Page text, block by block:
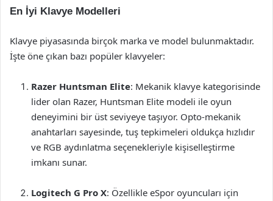
En İyi Klavye Modelleri
Klavye piyasasında birçok marka ve model bulunmaktadır.
İşte öne çıkan bazı popüler klavyeler:
Razer Huntsman Elite: Mekanik klavye kategorisinde
lider olan Razer, Huntsman Elite modeli ile oyun
deneyimini bir üst seviyeye taşıyor. Opto-mekanik
anahtarları sayesinde, tuş tepkimeleri oldukça hızlıdır
ve RGB aydınlatma seçenekleriyle kişiselleştirme
imkanı sunar.
Logitech G Pro X: Özellikle eSpor oyuncuları için